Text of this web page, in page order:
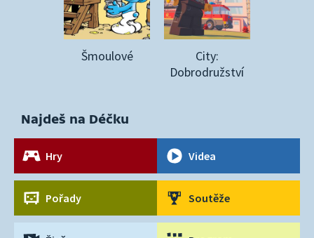
Šmoulové
City:
Dobrodružství
Najdeš na Déčku
Hry Videa
Pořady Soutěže